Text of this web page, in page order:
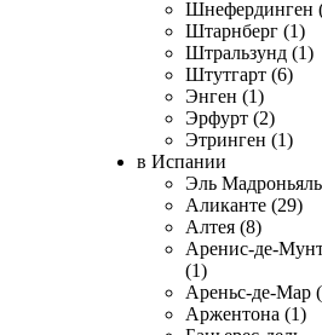
Шнефердинген
Штарнберг (1)
Штральзунд (1)
Штутгарт (6)
Энген (1)
Эрфурт (2)
Этринген (1)
в Испании
Эль
Аликанте (29)
Алтея (8)
Аренис-де-
(1)
Ареньс-де-Мар
Аржентона (1)